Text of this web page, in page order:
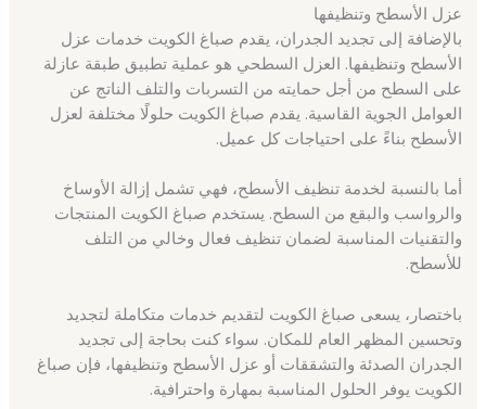
عزل الأسطح وتنظيفها
بالإضافة إلى تجديد الجدران، يقدم صباغ الكويت خدمات عزل
الأسطح وتنظيفها. العزل السطحي هو عملية تطبيق طبقة عازلة
على السطح من أجل حمايته من التسربات والتلف الناتج عن
العوامل الجوية القاسية. يقدم صباغ الكويت حلولًا مختلفة لعزل
الأسطح بناءً على احتياجات كل عميل.
أما بالنسبة لخدمة تنظيف الأسطح، فهي تشمل إزالة الأوساخ
والرواسب والبقع من السطح. يستخدم صباغ الكويت المنتجات
والتقنيات المناسبة لضمان تنظيف فعال وخالي من التلف
للأسطح.
باختصار، يسعى صباغ الكويت لتقديم خدمات متكاملة لتجديد
وتحسين المظهر العام للمكان. سواء كنت بحاجة إلى تجديد
الجدران الصدئة والتشققات أو عزل الأسطح وتنظيفها، فإن صباغ
الكويت يوفر الحلول المناسبة بمهارة واحترافية.